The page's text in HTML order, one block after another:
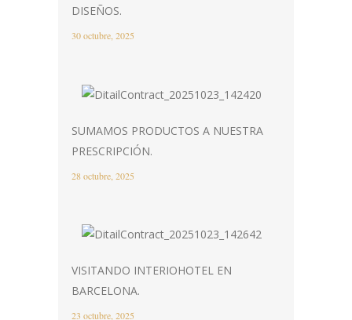
DISEÑOS.
30 octubre, 2025
SUMAMOS PRODUCTOS A NUESTRA
PRESCRIPCIÓN.
28 octubre, 2025
VISITANDO INTERIOHOTEL EN
BARCELONA.
23 octubre, 2025